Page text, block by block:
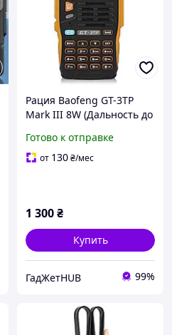
Рация Baofeng GT-3TP
Mark III 8W (Дальность до
VOX)
Готово к отправке
от 130₴/мес
1 300₴
Купить
ГадЖетHUB 99%